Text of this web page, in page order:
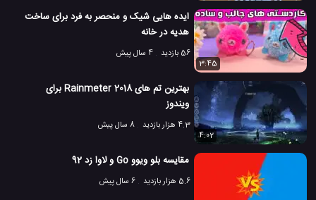
ایده هایی شیک و منحصر به فرد برای ساخت
هدیه در خانه
56 بازدید
4 سال پیش
3:45
بهترین تم های Rainmeter 2018 برای
ویندوز
4.3 هزار بازدید
8 سال پیش
4:02
مقایسه بلو ویوو Go و لاوا زد 92
5.6 هزار بازدید 6 سال پیش